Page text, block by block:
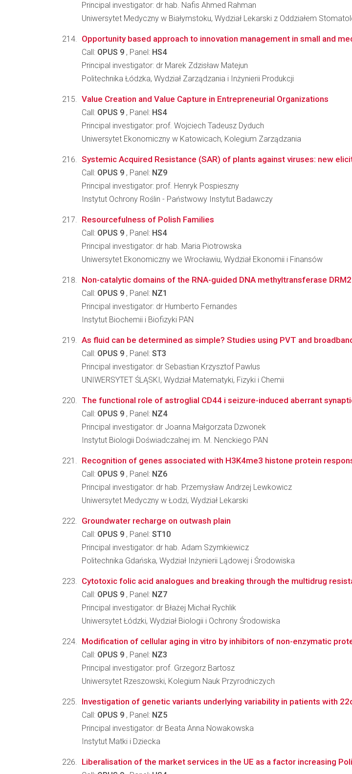
Principal investigator: dr hab. Nafis Ahmed Rahman
Uniwersytet Medyczny w Białymstoku, Wydział Lekarski z Oddziałem
Opportunity based approach to innovation management in small and
Call: OPUS 9 , Panel: HS4
Principal investigator: dr Marek Zdzisław Matejun
Politechnika Łódzka, Wydział Zarządzania i Inżynierii Produkcji
Value Creation and Value Capture in Entrepreneurial Organizations
Call: OPUS 9 , Panel: HS4
Principal investigator: prof. Wojciech Tadeusz Dyduch
Uniwersytet Ekonomiczny w Katowicach, Kolegium Zarządzania
Systemic Acquired Resistance (SAR) of plants against viruses: new
Call: OPUS 9 , Panel: NZ9
Principal investigator: prof. Henryk Pospieszny
Instytut Ochrony Roślin - Państwowy Instytut Badawczy
Resourcefulness of Polish Families
Call: OPUS 9 , Panel: HS4
Principal investigator: dr hab. Maria Piotrowska
Uniwersytet Ekonomiczny we Wrocławiu, Wydział Ekonomii i Finansów
Non-catalytic domains of the RNA-guided DNA methyltransferase DRM2
Call: OPUS 9 , Panel: NZ1
Principal investigator: dr Humberto Fernandes
Instytut Biochemii i Biofizyki PAN
As fluid can be determined as simple? Studies using PVT and
Call: OPUS 9 , Panel: ST3
Principal investigator: dr Sebastian Krzysztof Pawlus
UNIWERSYTET ŚLĄSKI, Wydział Matematyki, Fizyki i Chemii
The functional role of astroglial CD44 i seizure-induced aberrant
Call: OPUS 9 , Panel: NZ4
Principal investigator: dr Joanna Małgorzata Dzwonek
Instytut Biologii Doświadczalnej im. M. Nenckiego PAN
Recognition of genes associated with H3K4me3 histone protein
Call: OPUS 9 , Panel: NZ6
Principal investigator: dr hab. Przemysław Andrzej Lewkowicz
Uniwersytet Medyczny w Łodzi, Wydział Lekarski
Groundwater recharge on outwash plain
Call: OPUS 9 , Panel: ST10
Principal investigator: dr hab. Adam Szymkiewicz
Politechnika Gdańska, Wydział Inżynierii Lądowej i Środowiska
Cytotoxic folic acid analogues and breaking through the multidrug
Call: OPUS 9 , Panel: NZ7
Principal investigator: dr Błażej Michał Rychlik
Uniwersytet Łódzki, Wydział Biologii i Ochrony Środowiska
Modification of cellular aging in vitro by inhibitors of non-enzymatic
Call: OPUS 9 , Panel: NZ3
Principal investigator: prof. Grzegorz Bartosz
Uniwersytet Rzeszowski, Kolegium Nauk Przyrodniczych
Investigation of genetic variants underlying variability in patients with
Call: OPUS 9 , Panel: NZ5
Principal investigator: dr Beata Anna Nowakowska
Instytut Matki i Dziecka
Liberalisation of the market services in the UE as a factor increasing